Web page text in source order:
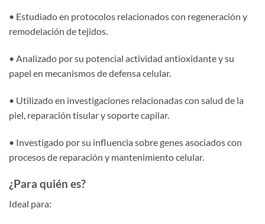
• Estudiado en protocolos relacionados con regeneración y
remodelación de tejidos.
• Analizado por su potencial actividad antioxidante y su
papel en mecanismos de defensa celular.
• Utilizado en investigaciones relacionadas con salud de la
piel, reparación tisular y soporte capilar.
• Investigado por su influencia sobre genes asociados con
procesos de reparación y mantenimiento celular.
¿Para quién es?
Ideal para: